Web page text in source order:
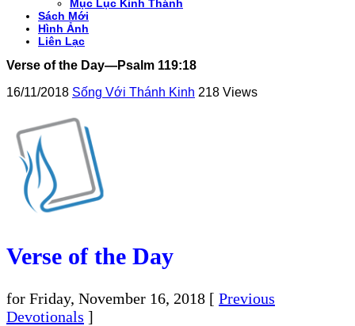
Mục Lục Kinh Thánh
Sách Mới
Hình Ảnh
Liên Lạc
Verse of the Day—Psalm 119:18
16/11/2018 Sống Với Thánh Kinh 218 Views
Verse of the Day
for Friday, November 16, 2018 [ Previous
Devotionals ]